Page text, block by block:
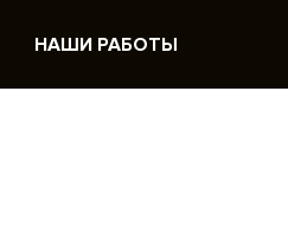
НАШИ РАБОТЫ